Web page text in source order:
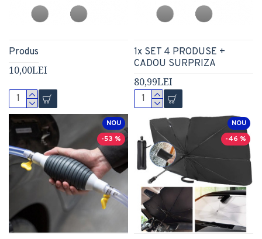
Produs
10,00LEI
1x SET 4 PRODUSE +
CADOU SURPRIZA
80,99LEI
NOU
-53 %
NOU
-46 %